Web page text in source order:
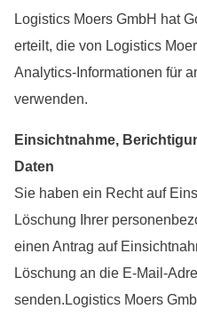
Logistics Moers GmbH hat
erteilt, die von Logistics
Analytics-Informationen für
verwenden.
Einsichtnahme,
Daten
Sie haben ein Recht auf
Löschung Ihrer
einen Antrag auf
Löschung an die E-Mail-
senden.Logistics Moers